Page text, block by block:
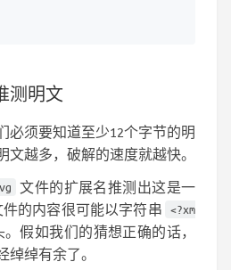
测明文
必须要知道至少12个字节的明
文越多，破解的速度就越快。
文件的扩展名推测出这是一
的内容很可能以字符串 <?xm
。假如我们的猜想正确的话，
绰绰有余了。